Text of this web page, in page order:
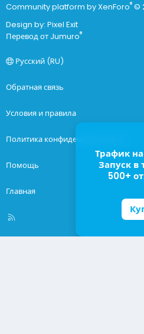
Community platform by XenForo® ©
Design by: Pixel Exit
Перевод от Jumuro®
Русский (RU)
Обратная связь
Условия и правила
Политика конфиденциальности
Помощь
Главная
R
S
Трафик
Запуск в
500+